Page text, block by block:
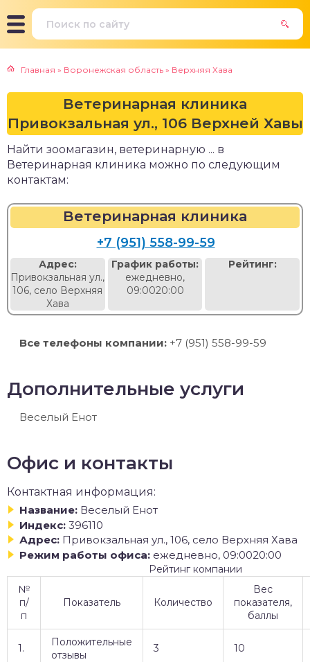
Главная » Воронежская область » Верхняя Хава
Ветеринарная клиника
Привокзальная ул., 106 Верхней Хавы
Найти зоомагазин, ветеринарную ... в
Ветеринарная клиника можно по следующим
контактам:
Ветеринарная клиника
+7 (951) 558-99-59
Адрес:
Привокзальная ул.,
106, село Верхняя
Хава
График работы:
ежедневно,
09:0020:00
Рейтинг:
Все телефоны компании: +7 (951) 558-99-59
Дополнительные услуги
Веселый Енот
Офис и контакты
Контактная информация:
Название: Веселый Енот
Индекс: 396110
Адрес: Привокзальная ул., 106, село Верхняя Хава
Режим работы офиса: ежедневно, 09:0020:00
Рейтинг компании
№
п/
п
Показатель Количество
Вес
показателя,
баллы
1.
Положительные
отзывы
3 10